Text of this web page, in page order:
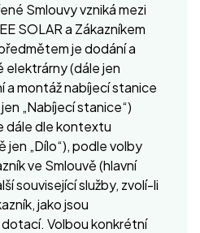
Smlouvy vzniká mezi
SOLAR a Zákazníkem
je dodání a
(dále jen
a montáž nabíjecí stanice
„Nabíjecí stanice“)
dále dle kontextu
„Dílo“), podle volby
ve Smlouvě (hlavní
související služby, zvolí-li
jako jsou
Volbou konkrétní